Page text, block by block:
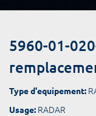
5960-01-
Type d'equipement:
Usage: RADAR